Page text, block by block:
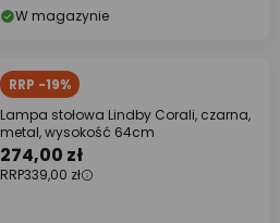
W magazynie
RRP -19%
Lampa stołowa Lindby Corali, czarna,
metal, wysokość 64cm
274,00 zł
RRP339,00 zł